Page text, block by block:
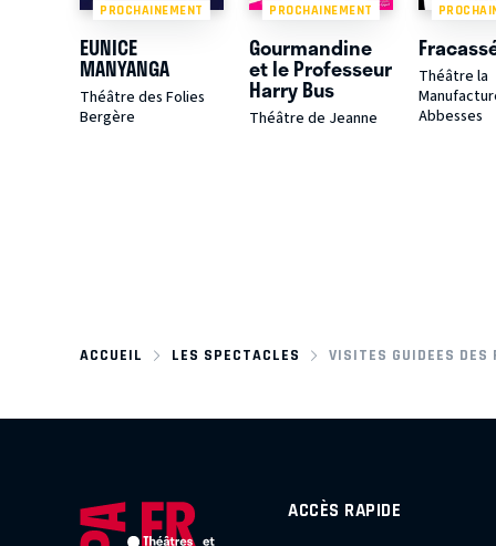
PROCHAINEMENT
EUNICE
MANYANGA
Théâtre des Folies
Bergère
PROCHAINEMENT
Gourmandine
et le Professeur
Harry Bus
Théâtre de Jeanne
Théâtre la
Abbesses
ACCUEIL LES SPECTACLES VISITES GUIDEES DES
ACCÈS RAPIDE